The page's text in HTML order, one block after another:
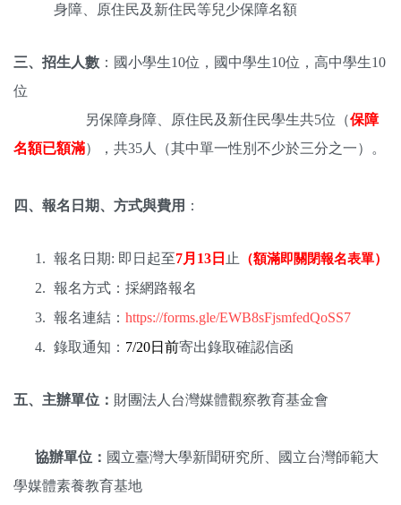
身障、原住民及新住民等兒少保障名額
三、招生人數 ：國小學生10位，國中學生10位，高中學生10
位
另保障身障、原住民及新住民學生共5位（保障
名額已額滿） ， 共35人（其中單一性別不少於三分之一）。
四、報名日期、方式與費用 ：
報名日期: 即日起至7月13日 止 （額滿即關閉報名表單）
報名方式：採網路報名
報名連結： https://forms.gle/EWB8sFjsmfedQoSS7
錄取通知： 7/20日前寄出錄取確認信函
五、主辦單位： 財團法人台灣媒體觀察教育基金會
協辦單位： 國立臺灣大學新聞研究所、國立台灣師範大
學媒體素養教育基地